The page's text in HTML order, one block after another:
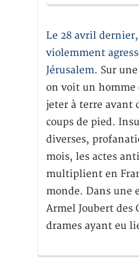
Le 28 avril
violemment
Jérusalem. Sur
on voit un homme
jeter à terre avant
coups de pied.
diverses,
mois, les actes
multiplient en
monde. Dans une
Armel Joubert des
drames ayant eu